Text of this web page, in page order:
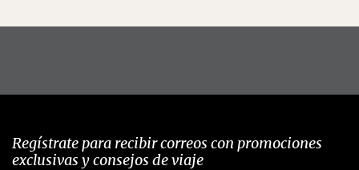
Regístrate para recibir correos con promociones
exclusivas y consejos de viaje